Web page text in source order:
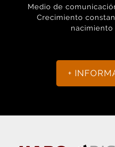
Medio de
Crecimiento
nacimiento
+